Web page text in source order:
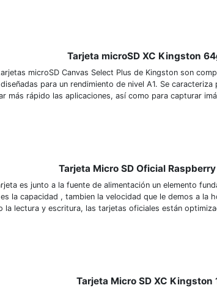
Tarjeta microSD XC Kingston
microSD Canvas Select Plus de Kingston son
para un rendimiento de nivel A1. Se
más rápido las aplicaciones, así como para capturar
Tarjeta Micro SD Oficial
es junto a la fuente de alimentación un elemento
la capacidad , tambien la velocidad que le demos a la
la lectura y escritura, las tarjetas oficiales están
Tarjeta Micro SD XC Kingston